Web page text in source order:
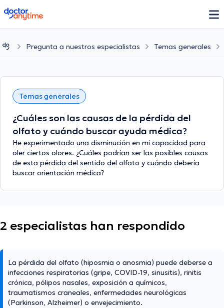
doctoranytime
Pregunta a nuestros especialistas Temas generales
Temas generales
¿Cuáles son las causas de la pérdida del
olfato y cuándo buscar ayuda médica?
He experimentado una disminución en mi capacidad para
oler ciertos olores. ¿Cuáles podrían ser las posibles causas
de esta pérdida del sentido del olfato y cuándo debería
buscar orientación médica?
2 especialistas han respondido
La pérdida del olfato (hiposmia o anosmia) puede deberse a
infecciones respiratorias (gripe, COVID-19, sinusitis), rinitis
crónica, pólipos nasales, exposición a químicos,
traumatismos craneales, enfermedades neurológicas
(Parkinson, Alzheimer) o envejecimiento.